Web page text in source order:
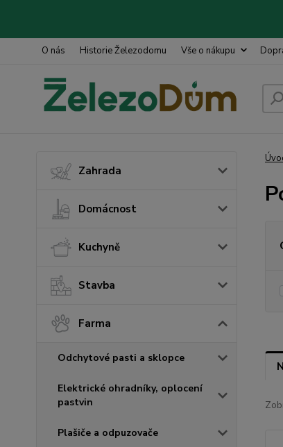
O nás Historie Železodomu Vše o nákupu
Zahrada
Domácnost
Kuchyně
Stavba
Farma
Odchytové pasti a sklopce
Elektrické ohradníky, oplocení
pastvin
Plašiče a odpuzovače